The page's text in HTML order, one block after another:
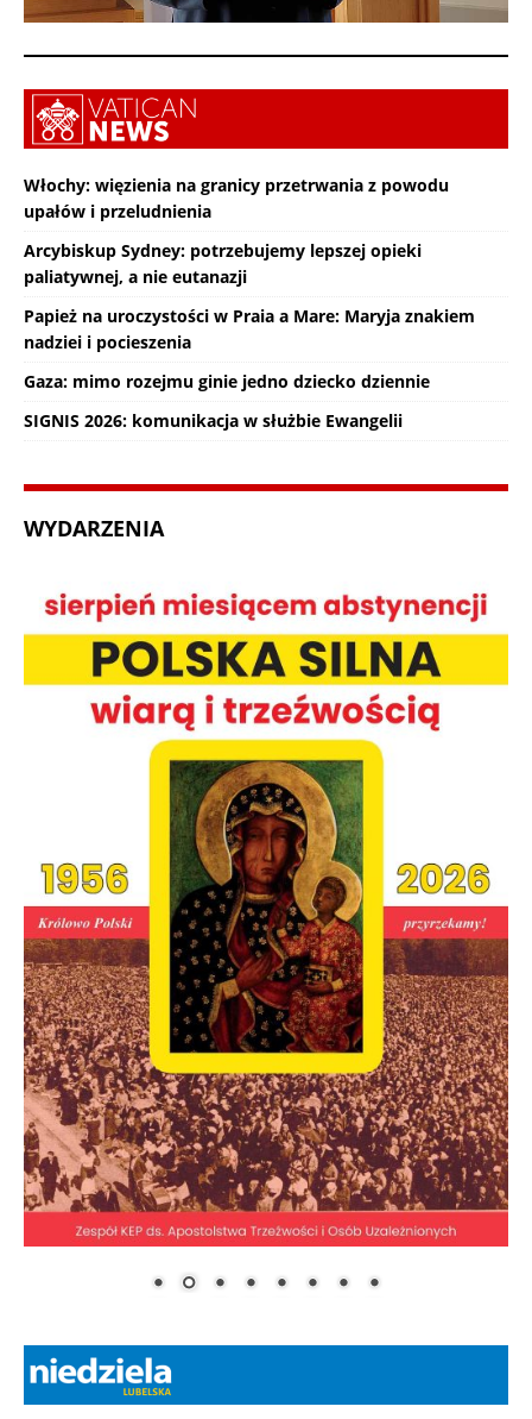
Włochy: więzienia na granicy przetrwania z powodu
upałów i przeludnienia
Arcybiskup Sydney: potrzebujemy lepszej opieki
paliatywnej, a nie eutanazji
Papież na uroczystości w Praia a Mare: Maryja znakiem
nadziei i pocieszenia
Gaza: mimo rozejmu ginie jedno dziecko dziennie
SIGNIS 2026: komunikacja w służbie Ewangelii
WYDARZENIA